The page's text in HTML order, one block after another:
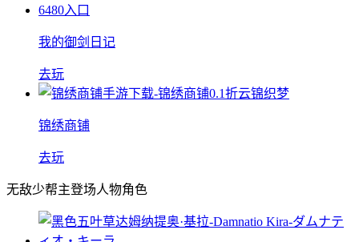
我的御剑日记
去玩
锦绣商铺
去玩
无敌少帮主登场人物角色